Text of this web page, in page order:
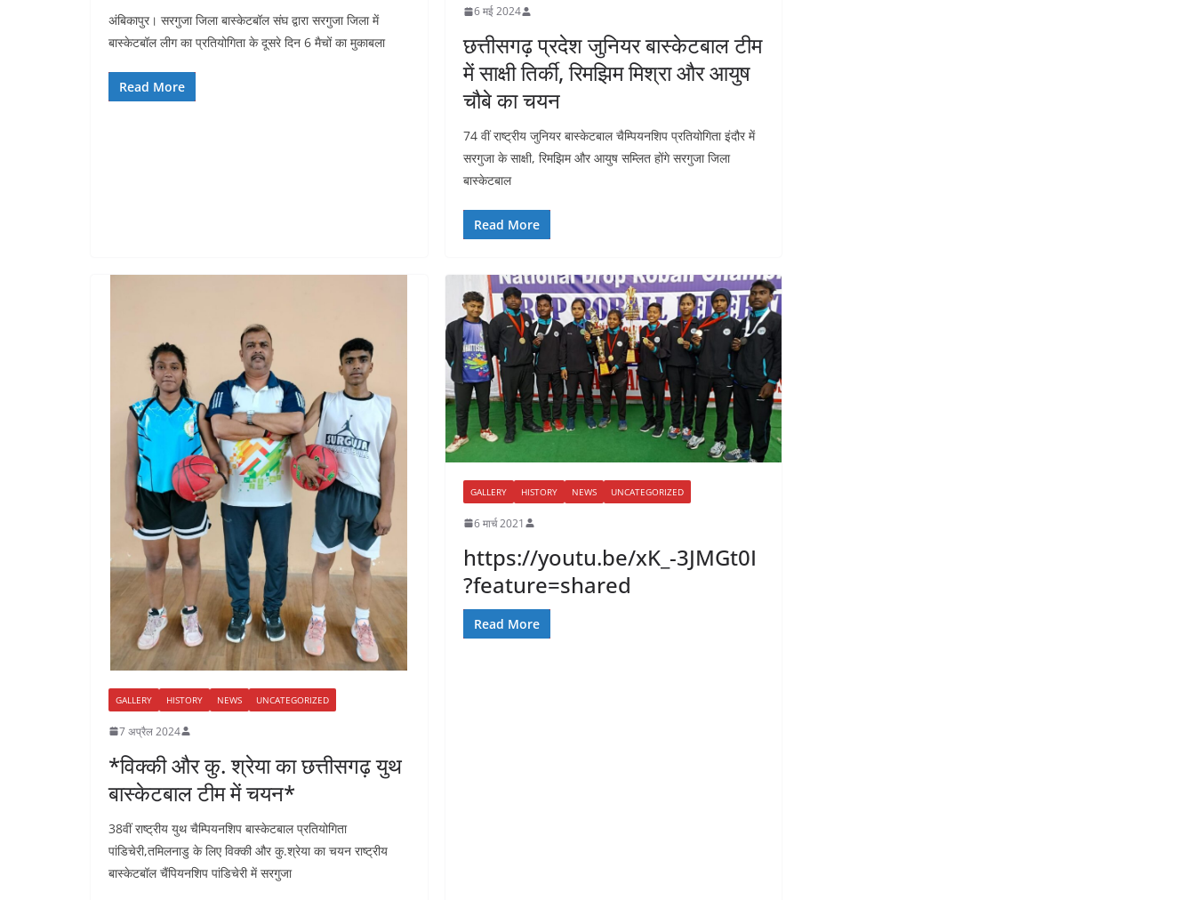
अंबिकापुर। सरगुजा जिला बास्केटबॉल संघ द्वारा सरगुजा जिला में
बास्केटबॉल लीग का प्रतियोगिता के दूसरे दिन 6 मैचों का मुकाबला
Read More
6 मई 2024
छत्तीसगढ़ प्रदेश जुनियर बास्केटबाल टीम
में साक्षी तिर्की, रिमझिम मिश्रा और आयुष
चौबे का चयन
74 वीं राष्ट्रीय जुनियर बास्केटबाल चैम्पियनशिप प्रतियोगिता इंदौर में
सरगुजा के साक्षी, रिमझिम और आयुष सम्लित होंगे सरगुजा जिला
बास्केटबाल
Read More
GALLERY HISTORY NEWS UNCATEGORIZED
7 अप्रैल 2024
*विक्की और कु. श्रेया का छत्तीसगढ़ युथ
बास्केटबाल टीम में चयन*
38वीं राष्ट्रीय युथ चैम्पियनशिप बास्केटबाल प्रतियोगिता
पांडिचेरी,तमिलनाडु के लिए विक्की और कु.श्रेया का चयन राष्ट्रीय
बास्केटबॉल चैंपियनशिप पांडिचेरी में सरगुजा
GALLERY HISTORY NEWS UNCATEGORIZED
6 मार्च 2021
https://youtu.be/xK_-3JMGt0I
?feature=shared
Read More